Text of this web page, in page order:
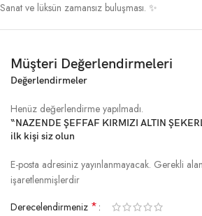
Sanat ve lüksün zamansız buluşması. ✨
Müşteri Değerlendirmeleri
Değerlendirmeler
Henüz değerlendirme yapılmadı.
“NAZENDE ŞEFFAF KIRMIZI ALTIN
ilk kişi siz olun
E-posta adresiniz yayınlanmayacak. Gerekli
işaretlenmişlerdir
Derecelendirmeniz *